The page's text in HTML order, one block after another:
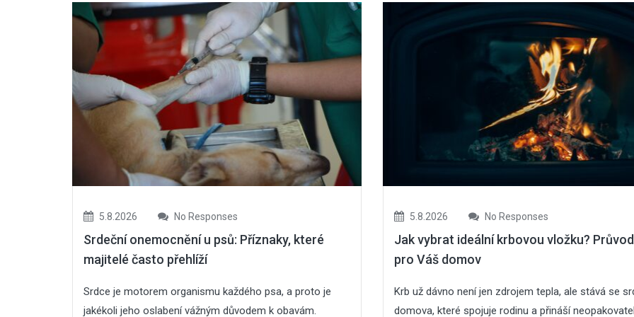
5.8.2026 No Responses
Srdeční onemocnění u psů: Příznaky, které
majitelé často přehlíží
Srdce je motorem organismu každého psa, a proto je
jakékoli jeho oslabení vážným důvodem k obavám.
5.8.2026 No Responses
Jak vybrat ideální krbovou vložku?
pro Váš domov
Krb už dávno není jen zdrojem tepla, ale stává se
domova, které spojuje rodinu a přináší
2026
Zateplení šikmé
Srp
2026
05
Zahradní trpaslík:
05
2026
27